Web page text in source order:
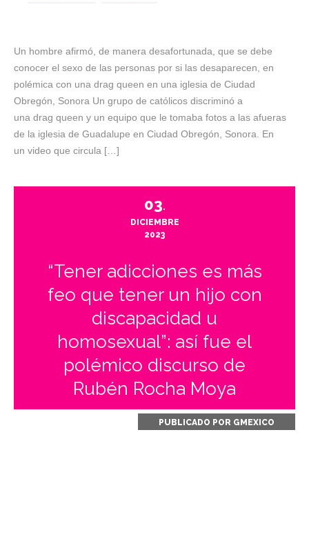
Un hombre afirmó, de manera desafortunada, que se debe
conocer el sexo de las personas por si las desaparecen, en
polémica con una drag queen en una iglesia de Ciudad
Obregón, Sonora Un grupo de católicos discriminó a
una drag queen y un equipo que le tomaba fotos a las afueras
de la iglesia de Guadalupe en Ciudad Obregón, Sonora. En
un video que circula […]
03.
DICIEMBRE
2023
“Tener adicciones es más
feo que tener un hijo con
discapacidad u
homosexual”: así fue el
polémico discurso de
Rubén Rocha Moya
PUBLICADO POR GMEXICO